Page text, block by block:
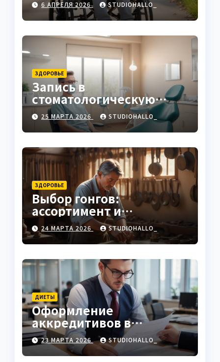
6 АПРЕЛЯ 2026 STUDIOHALLO_
ЗДОРОВЬЕ
Запись в
стоматологическую
клинику
25 МАРТА 2026 STUDIOHALLO_
ЗДОРОВЬЕ
Выбор гонгов:
ассортимент и
характеристики
24 МАРТА 2026 STUDIOHALLO_
ДИЕТЫ
Оформление
аккредитивов в
международной
торговле
23 МАРТА 2026 STUDIOHALLO_